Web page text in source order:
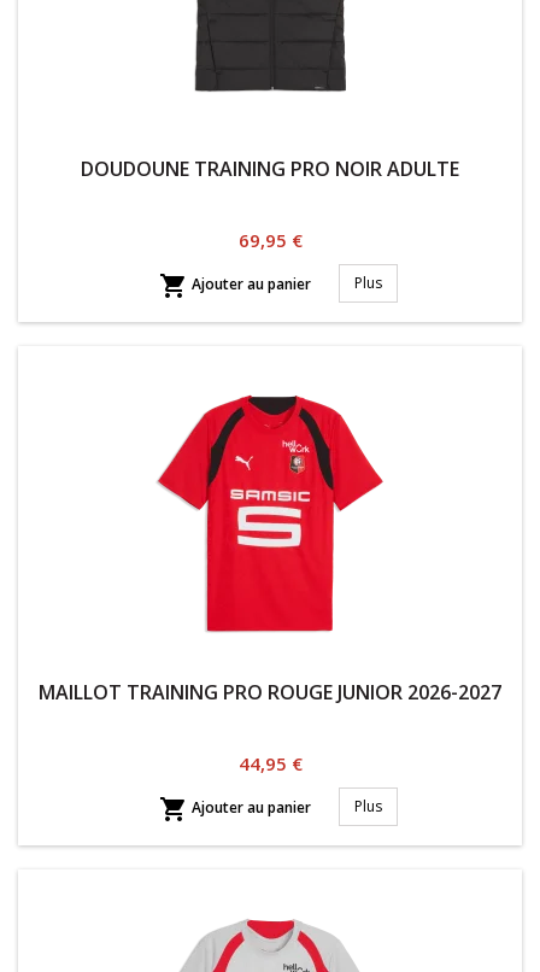
DOUDOUNE TRAINING PRO NOIR ADULTE
Prix
69,95 €
 Ajouter au panier Plus
MAILLOT TRAINING PRO ROUGE JUNIOR 2026-2027
Prix
44,95 €
 Ajouter au panier Plus